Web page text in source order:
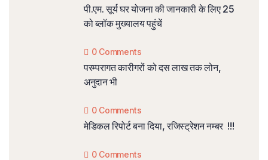
पी.एम. सूर्य घर योजना की जानकारी के लिए 25
को ब्लॉक मुख्यालय पहुंचें
0 Comments
परम्परागत कारीगरों को दस लाख तक लोन,
अनुदान भी
0 Comments
मेडिकल रिपोर्ट बना दिया, रजिस्ट्रेशन नम्बर !!!
0 Comments